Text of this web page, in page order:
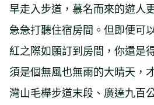
早走入步道，慕名而來的遊人
急急打聽住宿房間。但即便可
紅之際如願訂到房間，你還是
須是個無風也無雨的大晴天，
灣山毛櫸步道末段、廣達九百